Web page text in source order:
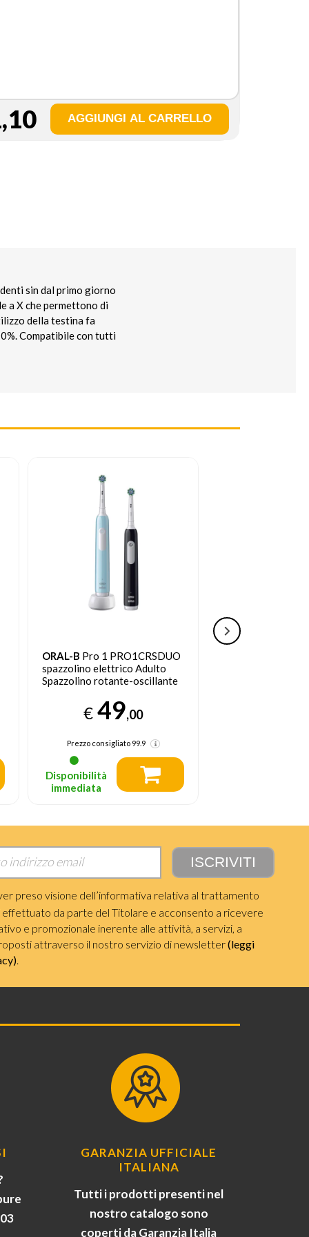
sin dal primo giorno
a X che permettono di
della testina fa
Compatibile con tutti
ORAL-B Pro 1 PRO1CRSDUO
spazzolino elettrico Adulto
Spazzolino rotante-oscillante
€ 49,00
Prezzo consigliato99.9
Disponibilità
immediata
preso visione dell’informativa relativa al trattamento
effettuato da parte del Titolare e acconsento a ricevere
e promozionale inerente alle attività, a servizi, a
attraverso il nostro servizio di newsletter(leggi
.
GARANZIA UFFICIALE
ITALIANA
Tutti i prodotti presenti nel
nostro catalogo sono
coperti da Garanzia Italia